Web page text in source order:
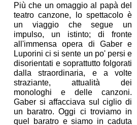
Più che un omaggio al papà del
teatro canzone, lo spettacolo è
un viaggio che segue un
impulso, un istinto; di fronte
all'immensa opera di Gaber e
Luporini ci si sente un po' persi e
disorientati e soprattutto folgorati
dalla straordinaria, e a volte
straziante, attualità dei
monologhi e delle canzoni.
Gaber si affacciava sul ciglio di
un baratro. Oggi ci troviamo in
quel baratro e siamo in caduta